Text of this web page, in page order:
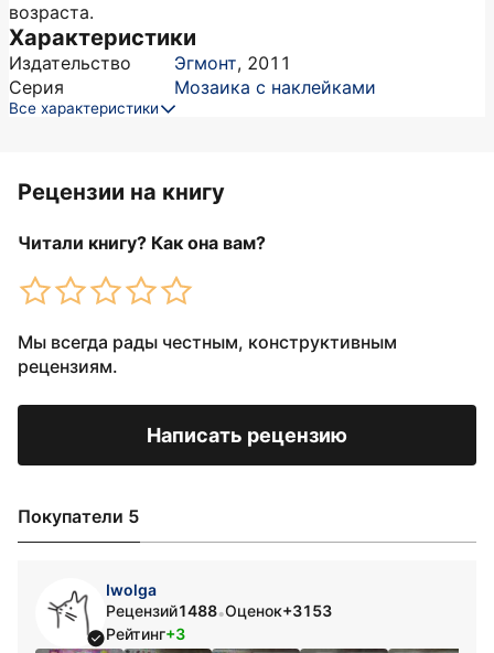
возраста.
Характеристики
Издательство Эгмонт, 2011
Серия
Мозаика с наклейками
Все характеристики
Рецензии на книгу
Читали книгу? Как она вам?
Мы всегда рады честным, конструктивным
рецензиям.
Написать рецензию
Покупатели 5
Iwolga
Рецензий1488•Оценок+3153
Рейтинг+3